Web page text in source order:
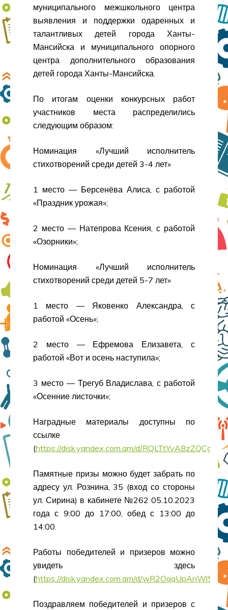
муниципального межшкольного центра
выявления и поддержки одаренных и
талантливых детей города Ханты-
Мансийска и муниципального опорного
центра дополнительного образования
детей города Ханты-Мансийска.
По итогам оценки конкурсных работ
участников места распределились
следующим образом:
Номинация «Лучший исполнитель
стихотворений среди детей 3-4 лет»
1 место — Берсенёва Алиса, с работой
«Праздник урожая»;
2 место — Натепрова Ксения, с работой
«Озорники»;
Номинация «Лучший исполнитель
стихотворений среди детей 5-7 лет»
1 место — Яковенко Александра, с
работой «Осень»;
2 место — Ефремова Елизавета, с
работой «Вот и осень наступила»;
3 место — Трегуб Владислава, с работой
«Осенние листочки»;
Наградные материалы доступны по
ссылке
(https://disk.yandex.com.am/d/RQLTtYvA8zZQCg
Памятные призы можно будет забрать по
адресу ул. Рознина, 35 (вход со стороны
ул. Сирина) в кабинете №262 05.10.2023
года с 9:00 до 17:00, обед с 13:00 до
14:00.
Работы победителей и призеров можно
увидеть здесь
(https://disk.yandex.com.am/d/wR2OqqUpAnWl5A
Поздравляем победителей и призеров с